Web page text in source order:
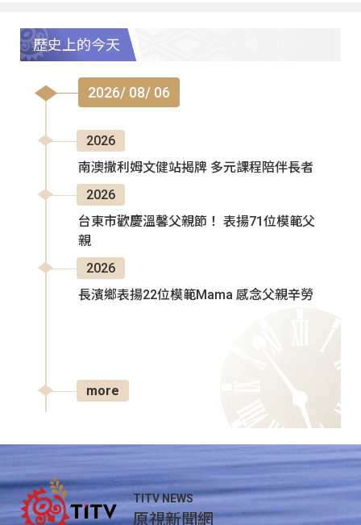
歷史上的今天
2026/ 08/ 06
2026
南澳撒利姆文健站揭牌 多元課程陪伴長者
2026
台東市歡慶溫馨父親節！ 表揚71位模範父
親
2026
長濱鄉表揚22位模範Mama 感念父親辛勞
more
TITV NEWS
原視新聞網